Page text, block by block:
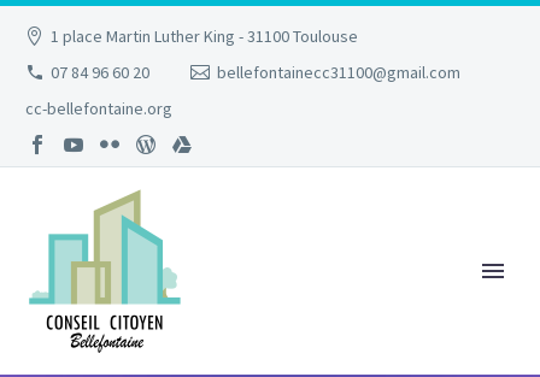
1 place Martin Luther King - 31100 Toulouse
07 84 96 60 20
bellefontainecc31100@gmail.com
cc-bellefontaine.org